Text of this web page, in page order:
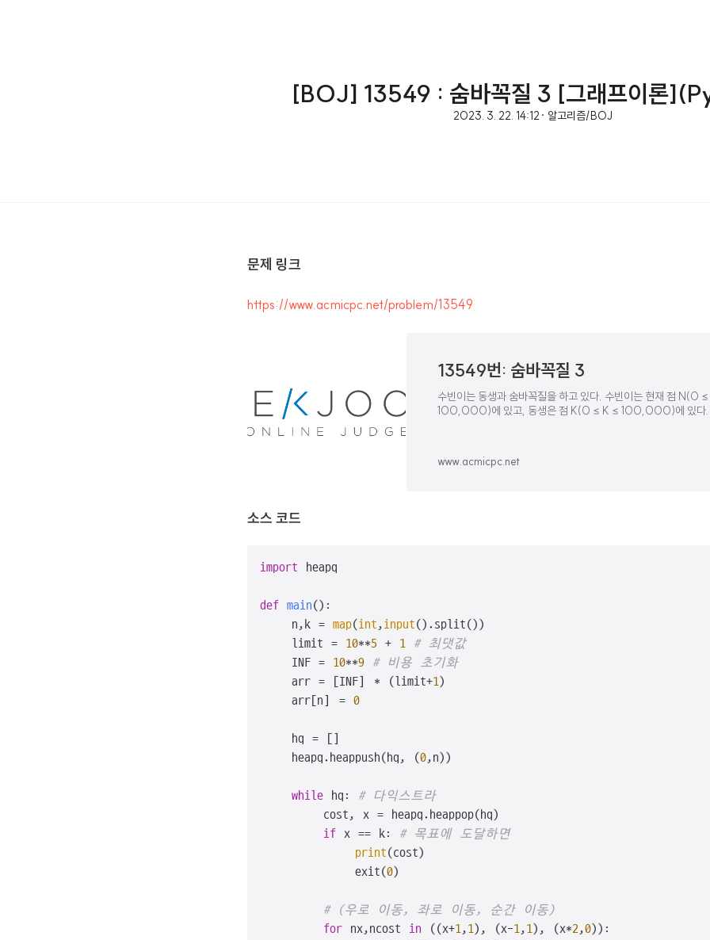
[BOJ] 13549 : 숨바꼭질 3 [그래프이론
2023. 3. 22. 14:12 · 알고리즘/BOJ
문제 링크
https://www.acmicpc.net/problem/13549
13549번: 숨바꼭질 3
수빈이는 동생과 숨바꼭질을 하고 있다. 수빈이는 현재 점 N(0
100,000)에 있고, 동생은 점 K(0 ≤ K ≤ 100,000)에 있다.
www.acmicpc.net
소스 코드
import heapq
def main():
    n,k =
map(int ,input().split())
    limit =
10**5 + 1
# 최댓값
    INF =
10**9
# 비용 초기화
    arr = [INF] * (limit+
1)
    arr[n] =
0
    hq = []
    heapq.heappush(hq, (
0,n))
while hq: # 다익스트라
        cost, x = heapq.heappop(hq)
if x == k: # 목표에 도달하면
print(cost)
            exit(
0)
# (우로 이동, 좌로 이동, 순간 이동)
for nx,ncost in ((x+1,1), (x-1,1), (x*2,0)):